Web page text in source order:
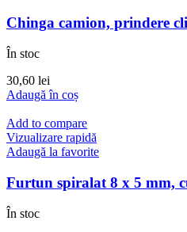
Chinga camion, prindere
În stoc
30,60 lei
Adaugă în coș
Add to compare
Vizualizare rapidă
Adaugă la favorite
Furtun spiralat 8 x 5 mm,
În stoc